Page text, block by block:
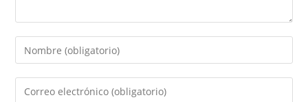
Introduce
tu
nombre
Introduce